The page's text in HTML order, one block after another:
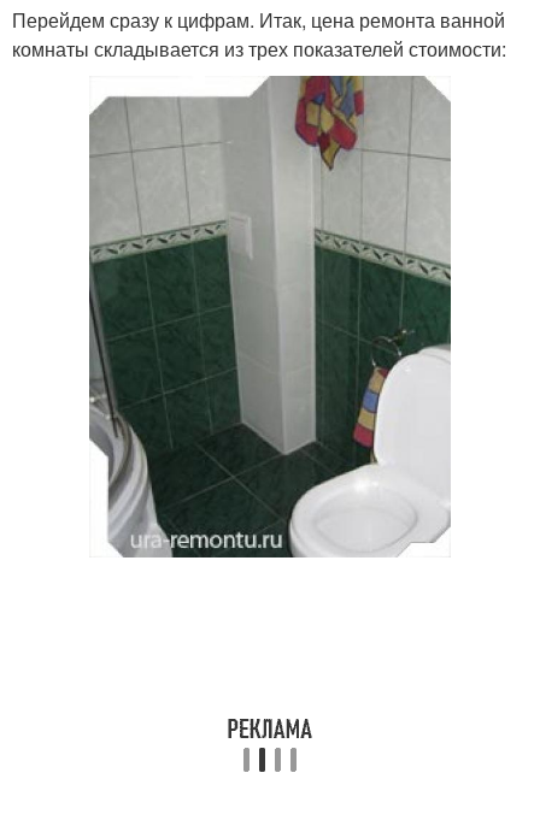
Перейдем сразу к цифрам. Итак, цена ремонта ванной
комнаты складывается из трех показателей стоимости: